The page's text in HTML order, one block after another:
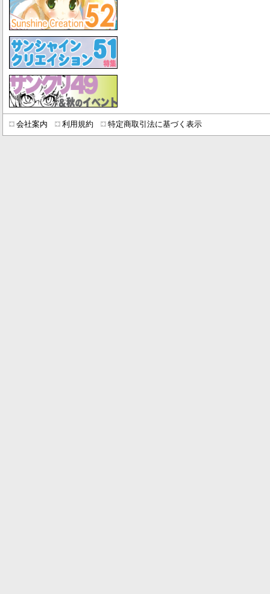
会社案内 利用規約 特定商取引法に基づく表示